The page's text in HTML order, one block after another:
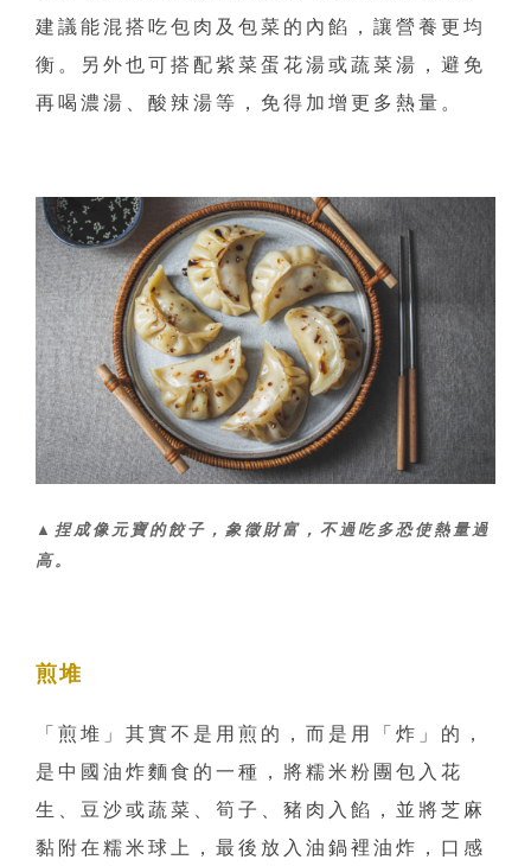
建議能混搭吃包肉及包菜的內餡，讓營養更均
衡。另外也可搭配紫菜蛋花湯或蔬菜湯，避免
再喝濃湯、酸辣湯等，免得加增更多熱量。
▲捏成像元寶的餃子，象徵財富，不過吃多恐使熱量過
高。
煎堆
「煎堆」其實不是用煎的，而是用「炸」的，
是中國油炸麵食的一種，將糯米粉團包入花
生、豆沙或蔬菜、筍子、豬肉入餡，並將芝麻
黏附在糯米球上，最後放入油鍋裡油炸，口感